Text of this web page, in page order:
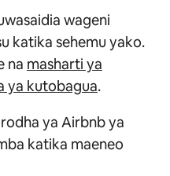
wageni
katika sehemu yako.
na masharti ya
ya kutobagua.
ya Airbnb ya
katika maeneo